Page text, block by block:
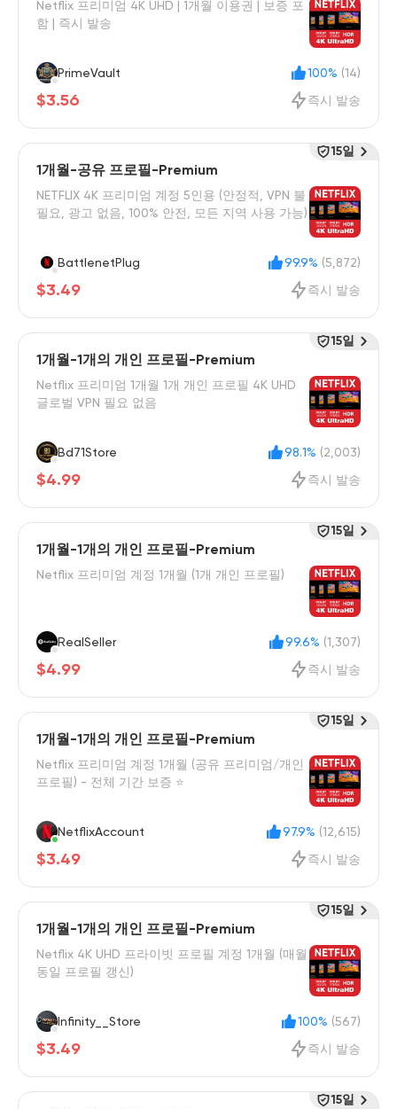
Netflix 프리미엄 4K UHD | 1개월 이용권 | 보증 포
함 | 즉시 발송
PrimeVault 100% (14)
$3.56 즉시 발송
1개월-공유 프로필-Premium
NETFLIX 4K 프리미엄 계정 5인용 (안정적, VPN 불
필요, 광고 없음, 100% 안전, 모든 지역 사용 가능)
BattlenetPlug 99.9% (5,872)
$3.49 즉시 발송
15일
1개월-1개의 개인 프로필-Premium
Netflix 프리미엄 1개월 1개 개인 프로필 4K UHD
글로벌 VPN 필요 없음
Bd71Store 98.1% (2,003)
$4.99 즉시 발송
15일
1개월-1개의 개인 프로필-Premium
Netflix 프리미엄 계정 1개월 (1개 개인 프로필)
RealSeller 99.6% (1,307)
$4.99 즉시 발송
15일
1개월-1개의 개인 프로필-Premium
Netflix 프리미엄 계정 1개월 (공유 프리미엄/개인
프로필) - 전체 기간 보증 ⭐
NetflixAccount 97.9% (12,615)
$3.49 즉시 발송
15일
1개월-1개의 개인 프로필-Premium
Netflix 4K UHD 프라이빗 프로필 계정 1개월 (매월
동일 프로필 갱신)
Infinity__Store 100% (567)
$3.49 즉시 발송
15일
15일